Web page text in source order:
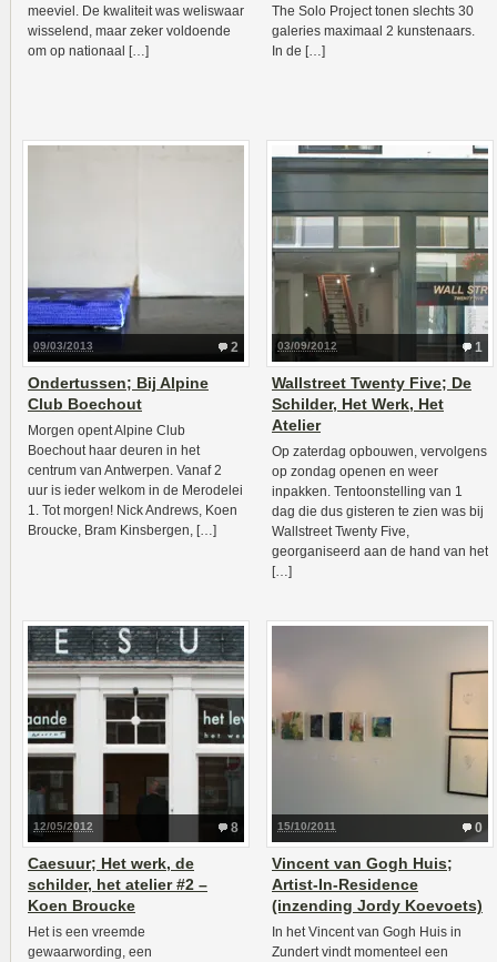
meeviel. De kwaliteit was weliswaar
wisselend, maar zeker voldoende
om op nationaal […]
The Solo Project tonen slechts 30
galeries maximaal 2 kunstenaars.
In de […]
2
09/03/2013
Ondertussen; Bij Alpine
Club Boechout
Morgen opent Alpine Club
Boechout haar deuren in het
centrum van Antwerpen. Vanaf 2
uur is ieder welkom in de Merodelei
1. Tot morgen! Nick Andrews, Koen
Broucke, Bram Kinsbergen, […]
1
03/09/2012
Wallstreet Twenty Five; De
Schilder, Het Werk, Het
Atelier
Op zaterdag opbouwen, vervolgens
op zondag openen en weer
inpakken. Tentoonstelling van 1
dag die dus gisteren te zien was bij
Wallstreet Twenty Five,
georganiseerd aan de hand van het
[…]
8
12/05/2012
Caesuur; Het werk, de
schilder, het atelier #2 –
Koen Broucke
Het is een vreemde
gewaarwording, een
0
15/10/2011
Vincent van Gogh Huis;
Artist-In-Residence
(inzending Jordy Koevoets)
In het Vincent van Gogh Huis in
Zundert vindt momenteel een